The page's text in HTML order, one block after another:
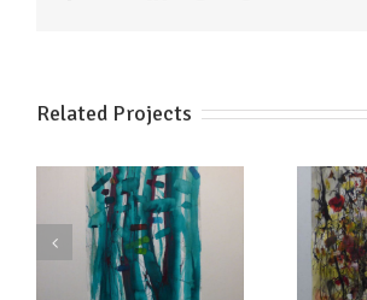
Related Projects